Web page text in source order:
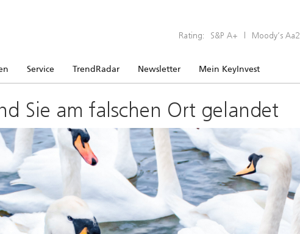
Rating: S&P A+ | Moody’s Aa2
Service TrendRadar Newsletter Mein KeyInvest
Sie am falschen Ort gelandet